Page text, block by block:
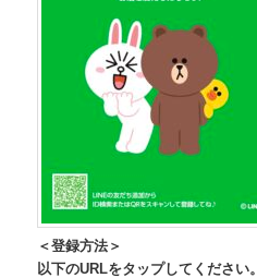
＜登録方法＞
以下のURLをタップしてください。